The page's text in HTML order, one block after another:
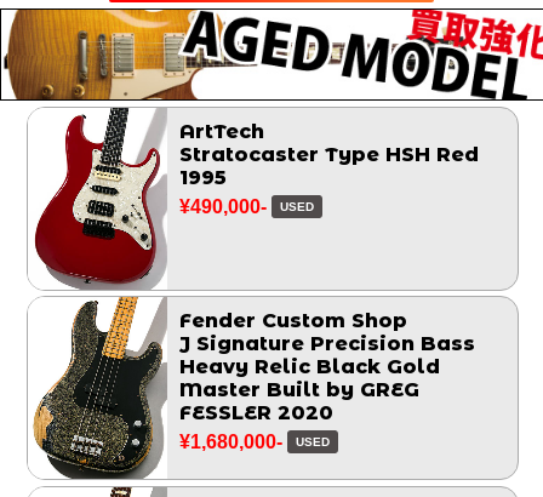
ArtTech
Stratocaster Type HSH Red
1995
¥490,000- USED
Fender Custom Shop
J Signature Precision Bass
Heavy Relic Black Gold
Master Built by GREG
FESSLER 2020
¥1,680,000- USED